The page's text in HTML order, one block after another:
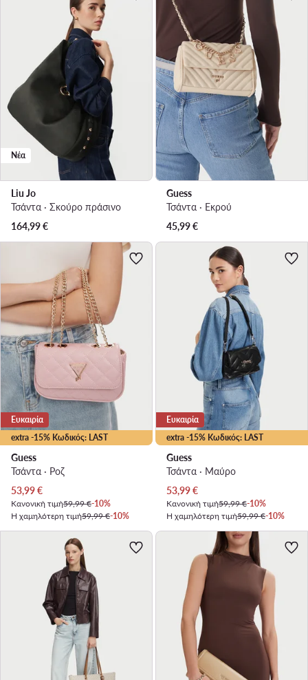
Νέα
Liu Jo
Τσάντα · Σκούρο πράσινο
164,99€
Guess
Τσάντα · Εκρού
45,99€
extra -15% Κωδικός: LAST
Ευκαιρία
Guess
Τσάντα · Ροζ
Τρέχουσα τιμή
53,99€
Κανονική τιμή59,99 €-10%
Η χαμηλότερη τιμή59,99 €-10%
extra -15% Κωδικός: LAST
Ευκαιρία
Guess
Τσάντα · Μαύρο
Τρέχουσα τιμή
53,99€
Κανονική τιμή59,99 €-10%
Η χαμηλότερη τιμή59,99 €-10%